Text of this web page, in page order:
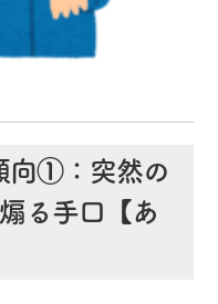
向①：突然の
る手口【あ